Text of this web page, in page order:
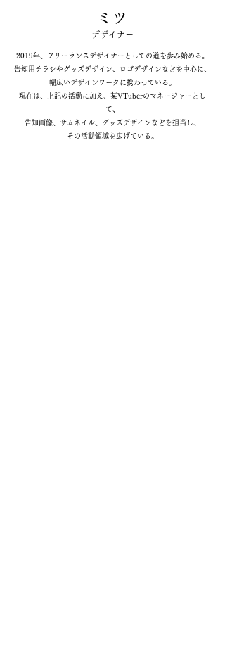
ミツ
デザイナー
2019年、フリーランスデザイナーとしての道を歩み始める。
告知用チラシやグッズデザイン、ロゴデザインなどを中心に、
幅広いデザインワークに携わっている。
現在は、上記の活動に加え、某VTuberのマネージャーとし
て、
告知画像、サムネイル、グッズデザインなどを担当し、
その活動領域を広げている。